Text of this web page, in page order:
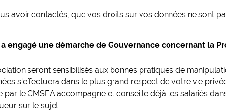
avoir contactés, que vos droits sur vos données ne sont
a engagé une démarche de Gouvernance concernant la
seront sensibilisés aux bonnes pratiques de
s'effectuera dans le plus grand respect de votre vie
par le CMSEA accompagne et conseille déjà les salariés
sur le sujet.